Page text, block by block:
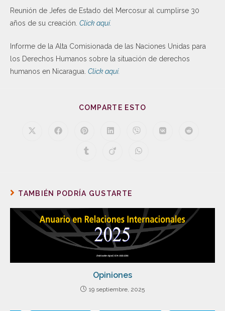
Reunión de Jefes de Estado del Mercosur al cumplirse 30
años de su creación. Click aquí.
Informe de la Alta Comisionada de las Naciones Unidas para
los Derechos Humanos sobre la situación de derechos
humanos en Nicaragua. Click aquí.
COMPARTE ESTO
TAMBIÉN PODRÍA GUSTARTE
Opiniones
19 septiembre, 2025